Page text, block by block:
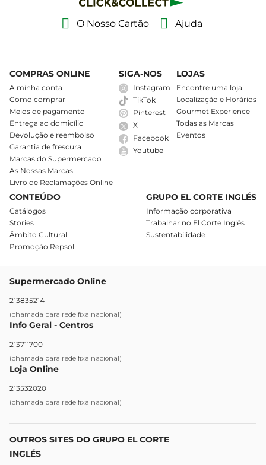
O Nosso Cartão Ajuda
COMPRAS ONLINE
A minha conta
Como comprar
Meios de pagamento
Entrega ao domicílio
Devolução e reembolso
Garantia de frescura
Marcas do Supermercado
As Nossas Marcas
Livro de Reclamações Online
SIGA-NOS
Instagram
TikTok
Pinterest
X
Facebook
Youtube
LOJAS
Encontre uma loja
Localização e Horários
Gourmet Experience
Todas as Marcas
Eventos
CONTEÚDO
Catálogos
Stories
Âmbito Cultural
Promoção Repsol
GRUPO EL CORTE INGLÉS
Informação corporativa
Trabalhar no El Corte Inglês
Sustentabilidade
Supermercado Online
213835214
(chamada para rede fixa nacional)
Info Geral - Centros
213711700
(chamada para rede fixa nacional)
Loja Online
213532020
(chamada para rede fixa nacional)
OUTROS SITES DO GRUPO EL CORTE
INGLÉS